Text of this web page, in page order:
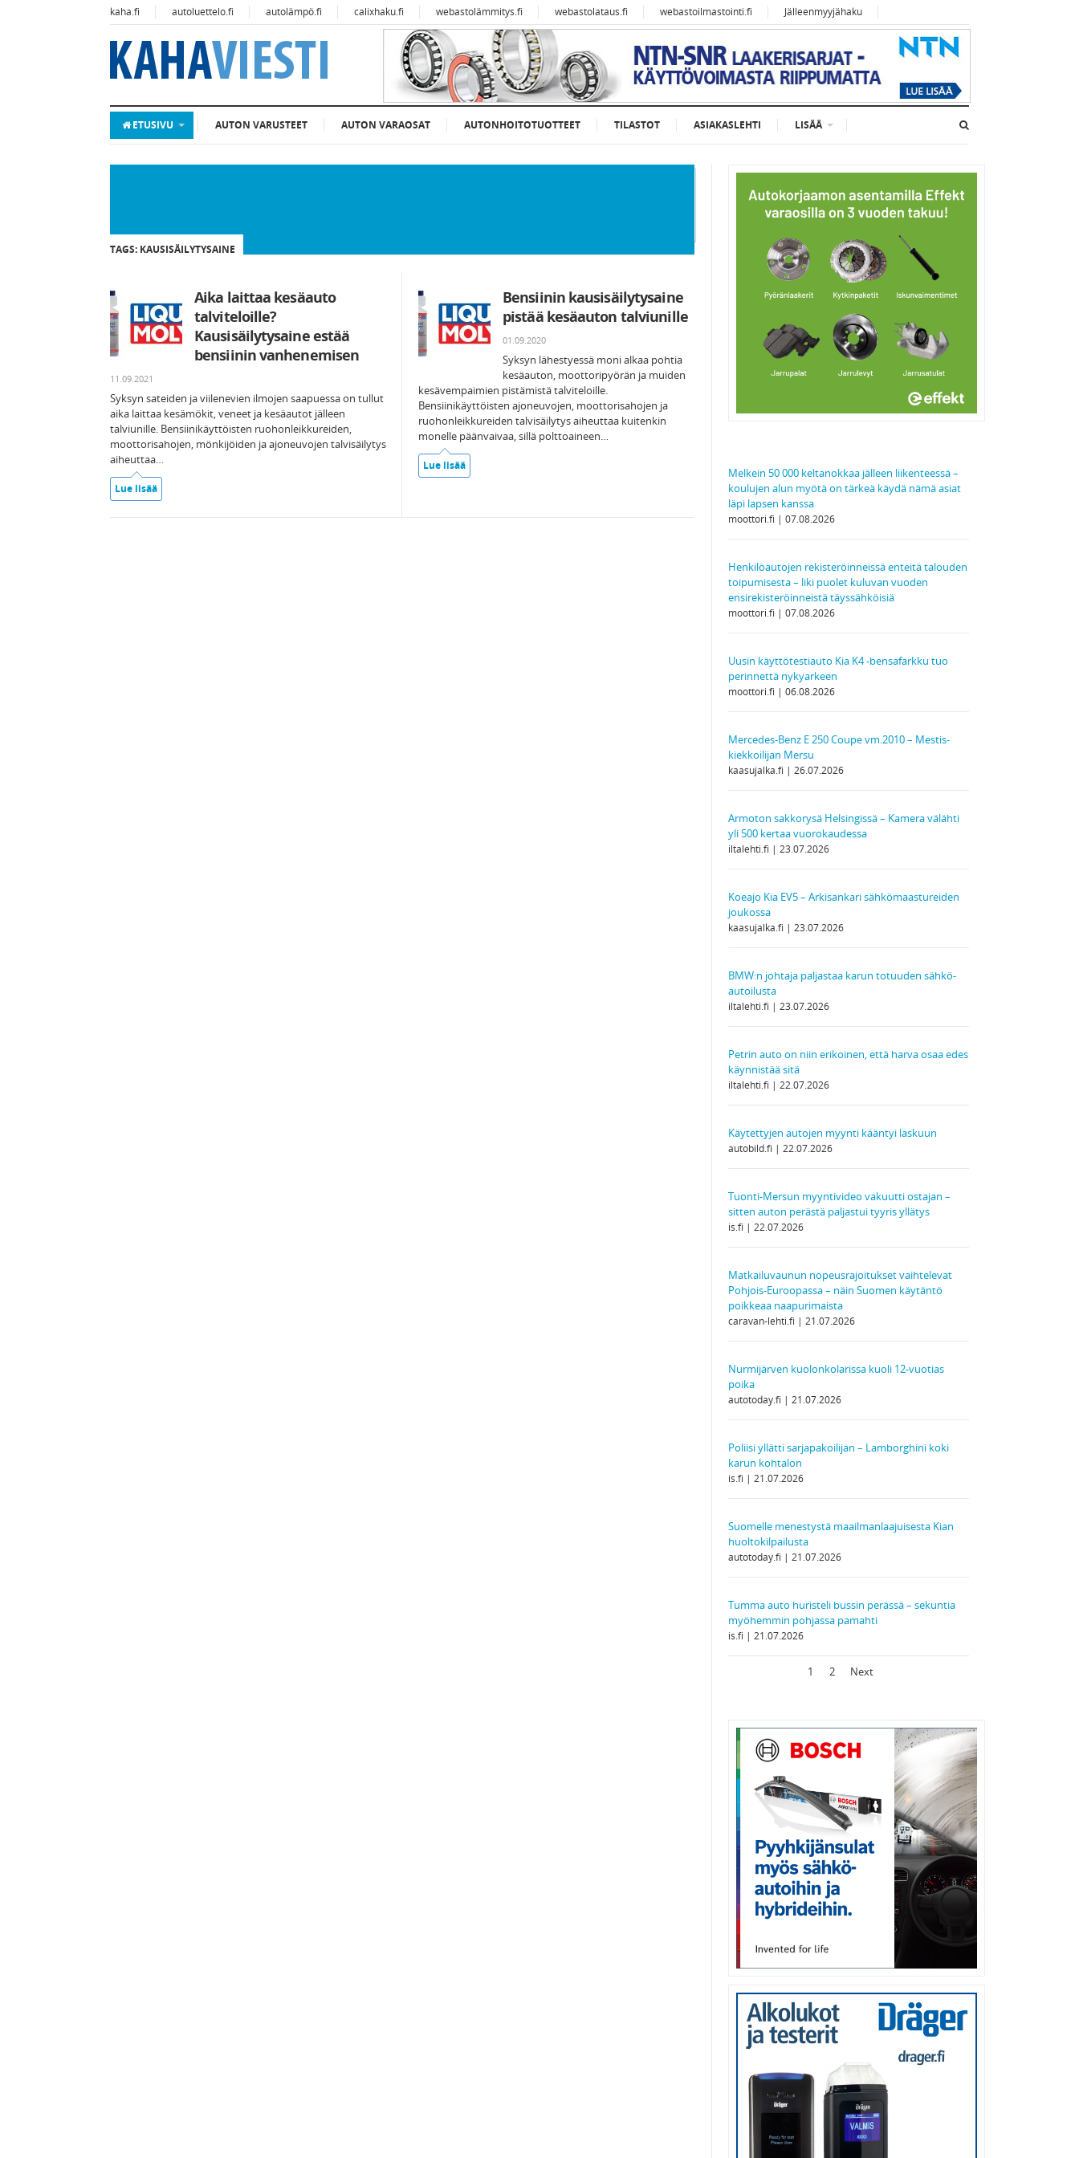
kaha.fi autoluettelo.fi autolämpö.fi calixhaku.fi webastolämmitys.fi webastolataus.fi webastoilmastointi.fi Jälleenmyyjähaku
ETUSIVU AUTON VARUSTEET AUTON VARAOSAT AUTONHOITOTUOTTEET TILASTOT ASIAKASLEHTI LISÄÄ
TAGS: KAUSISÄILYTYSAINE
Aika laittaa kesäauto
talviteloille?
Kausisäilytysaine estää
bensiinin vanhenemisen
11.09.2021
Syksyn sateiden ja viilenevien ilmojen saapuessa on tullut
aika laittaa kesämökit, veneet ja kesäautot jälleen
talviunille. Bensiinikäyttöisten ruohonleikkureiden,
moottorisahojen, mönkijöiden ja ajoneuvojen talvisäilytys
aiheuttaa…
Lue lisää
Bensiinin kausisäilytysaine
pistää kesäauton talviunille
01.09.2020
Syksyn lähestyessä moni alkaa pohtia
kesäauton, moottoripyörän ja muiden
kesävempaimien pistämistä talviteloille.
Bensiinikäyttöisten ajoneuvojen, moottorisahojen ja
ruohonleikkureiden talvisäilytys aiheuttaa kuitenkin
monelle päänvaivaa, sillä polttoaineen…
Lue lisää
Melkein 50 000 keltanokkaa jälleen liikenteessä –
koulujen alun myötä on tärkeä käydä nämä asiat
läpi lapsen kanssa
moottori.fi 07.08.2026
Henkilöautojen rekisteröinneissä enteitä talouden
toipumisesta – liki puolet kuluvan vuoden
ensirekisteröinneistä täyssähköisiä
moottori.fi 07.08.2026
Uusin käyttötestiauto Kia K4 -bensafarkku tuo
perinnettä nykyarkeen
moottori.fi 06.08.2026
Mercedes-Benz E 250 Coupe vm.2010 – Mestis-
kiekkoilijan Mersu
kaasujalka.fi 26.07.2026
Armoton sakkorysä Helsingissä – Kamera välähti
yli 500 kertaa vuorokaudessa
iltalehti.fi 23.07.2026
Koeajo Kia EV5 – Arkisankari sähkömaastureiden
joukossa
kaasujalka.fi 23.07.2026
BMW:n johtaja paljastaa karun totuuden sähkö­
autoilusta
iltalehti.fi 23.07.2026
Petrin auto on niin erikoinen, että harva osaa edes
käynnistää sitä
iltalehti.fi 22.07.2026
Käytettyjen autojen myynti kääntyi laskuun
autobild.fi 22.07.2026
Tuonti-Mersun myyntivideo vakuutti ostajan –
sitten auton perästä paljastui tyyris yllätys
is.fi 22.07.2026
Matkailuvaunun nopeusrajoitukset vaihtelevat
Pohjois-Euroopassa – näin Suomen käytäntö
poikkeaa naapurimaista
caravan-lehti.fi 21.07.2026
Nurmijärven kuolonkolarissa kuoli 12-vuotias
poika
autotoday.fi 21.07.2026
Poliisi yllätti sarjapakoilijan – Lamborghini koki
karun kohtalon
is.fi 21.07.2026
Suomelle menestystä maailmanlaajuisesta Kian
huoltokilpailusta
autotoday.fi 21.07.2026
Tumma auto huristeli bussin perässä – sekuntia
myöhemmin pohjassa pamahti
is.fi 21.07.2026
1 2 Next